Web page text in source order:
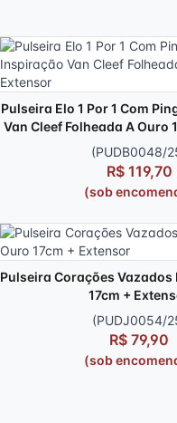
Pulseira Elo 1 Por 1 Com
Van Cleef Folheada A Ouro
(PUDB0048/
R$ 119,70
(sob
Pulseira Corações Vazados
17cm +
(PUDJ0054/
R$ 79,90
(sob